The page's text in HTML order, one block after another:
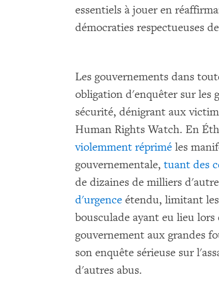
essentiels à jouer en
démocraties respectueuses
Les gouvernements dans
obligation d'enquêter sur les
sécurité, dénigrant aux
Human Rights Watch. En
violemment réprimé les
gouvernementale, tuant des
de dizaines de milliers
d'urgence étendu, limitant
bousculade ayant eu lieu
gouvernement aux grandes
son enquête sérieuse sur
d'autres abus.